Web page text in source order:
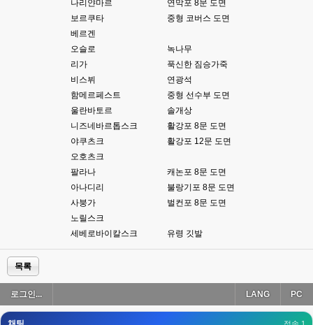
나리얀마르
연막포 8문 도면
보르쿠타
중형 코버스 도면
베르겐
오슬로
녹나무
리가
푹신한 짐승가죽
비스뷔
연광석
함메르페스트
중형 선수부 도면
울란바토르
솔개상
니즈네바르톱스크
활강포 8문 도면
야쿠츠크
활강포 12문 도면
오호츠크
팔라나
캐논포 8문 도면
아나디리
불랑기포 8문 도면
사붕가
벌컨포 8문 도면
노릴스크
세베로바이칼스크
유령 깃발
목록
로그인... PC
LANG
폰으로 접속해보니 3이 되는데
나가도 3이네 하핫 ...
ㅋㅋㅋㅋㅋㅋㅋㅋ
이게 db 접속자수로 잡는형태로 해서 그런가 ;;
밑에 일반웹게임이 더있었네요
아 이제 2로 돌아왔군요
esils 00:19
다 펼쳐두면 너무길어서 ..
esils 00:19
모바일로 보는데도 좀 불편하더라구요